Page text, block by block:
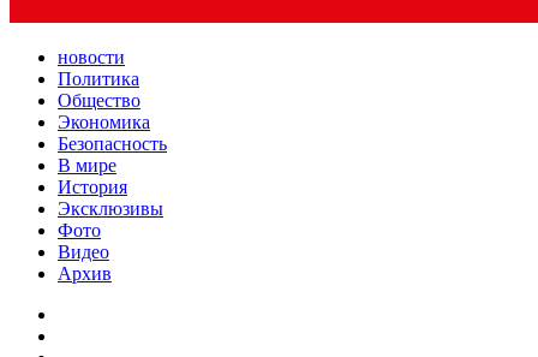
новости
Политика
Общество
Экономика
Безопасность
В мире
История
Эксклюзивы
Фото
Видео
Архив